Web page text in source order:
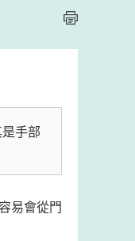
手部
易會從門